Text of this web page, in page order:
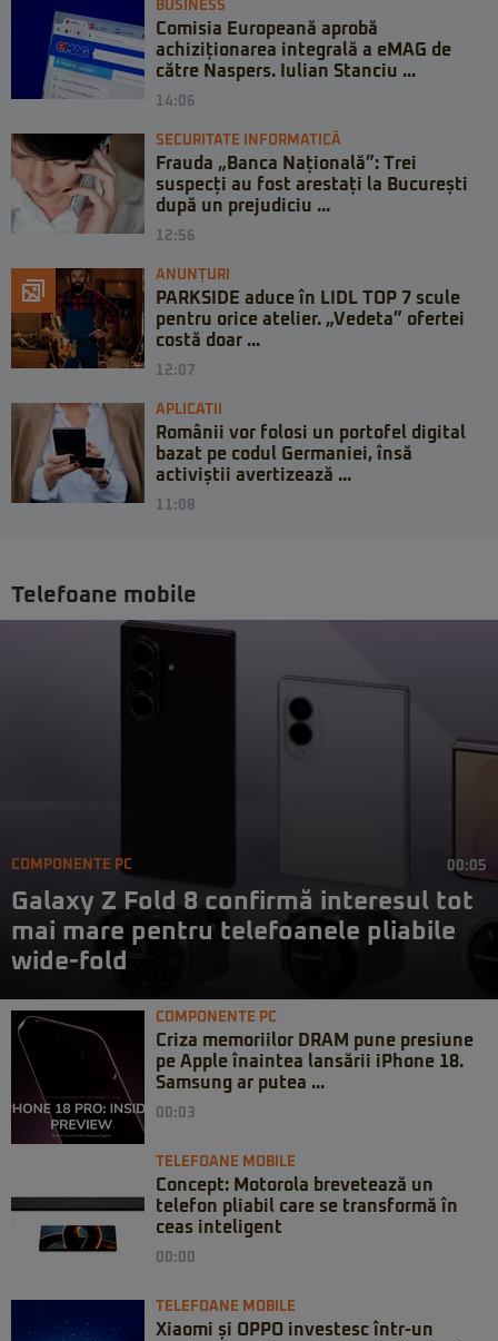
BUSINESS
Comisia Europeană aprobă
achiziționarea integrală a eMAG de
către Naspers. Iulian Stanciu ...
14:06
SECURITATE INFORMATICĂ
Frauda „Banca Națională”: Trei
suspecți au fost arestați la București
după un prejudiciu ...
12:56
ANUNȚURI
PARKSIDE aduce în LIDL TOP 7 scule
pentru orice atelier. „Vedeta” ofertei
costă doar ...
12:07
APLICATII
Românii vor folosi un portofel digital
bazat pe codul Germaniei, însă
activiștii avertizează ...
11:08
Telefoane mobile
COMPONENTE PC 00:05
Galaxy Z Fold 8 confirmă interesul tot
mai mare pentru telefoanele pliabile
wide-fold
COMPONENTE PC
Criza memoriilor DRAM pune presiune
pe Apple înaintea lansării iPhone 18.
Samsung ar putea ...
00:03
TELEFOANE MOBILE
Concept: Motorola brevetează un
telefon pliabil care se transformă în
ceas inteligent
00:00
TELEFOANE MOBILE
Xiaomi și OPPO investesc într-un